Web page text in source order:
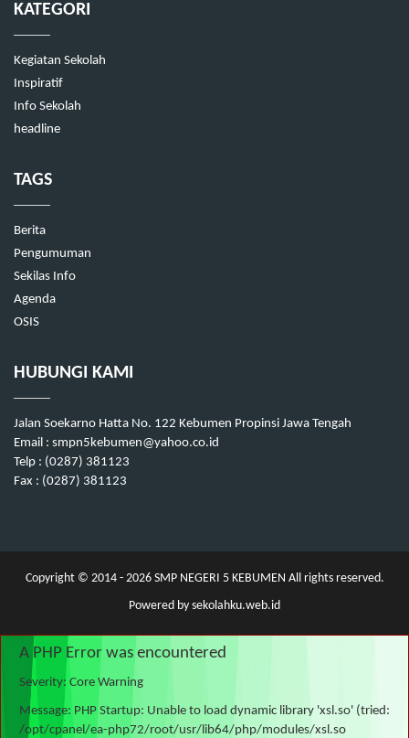
KATEGORI
Kegiatan Sekolah
Inspiratif
Info Sekolah
headline
TAGS
Berita
Pengumuman
Sekilas Info
Agenda
OSIS
HUBUNGI KAMI
Jalan Soekarno Hatta No. 122 Kebumen Propinsi Jawa Tengah
Email : smpn5kebumen@yahoo.co.id
Telp : (0287) 381123
Fax : (0287) 381123
Copyright © 2014 - 2026SMP NEGERI 5 KEBUMEN All rights reserved.
Powered by sekolahku.web.id
A PHP Error was encountered
Severity: Core Warning
Message: PHP Startup: Unable to load dynamic library 'xsl.so' (tried:
/opt/cpanel/ea-php72/root/usr/lib64/php/modules/xsl.so